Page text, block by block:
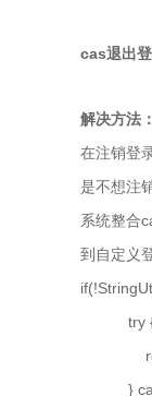
cas退出
解决方法：
在注销登
是不想注
系统整合
到自定义
try
} catch